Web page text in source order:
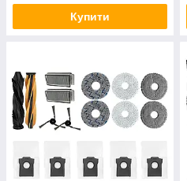
Купити